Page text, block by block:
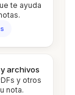
te ayuda
archivos
y otros
nota.